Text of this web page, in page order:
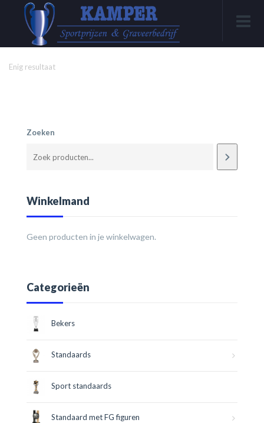
Enig resultaat
Zoeken
Winkelmand
Geen producten in je winkelwagen.
Categorieën
Bekers
Standaards
Sport standaards
Standaard met FG figuren